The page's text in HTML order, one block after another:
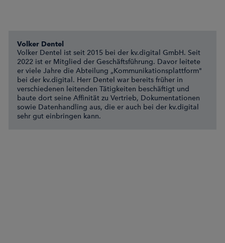
Volker Dentel
Volker Dentel ist seit 2015 bei der kv.digital GmbH. Seit
2022 ist er Mitglied der Geschäftsführung. Davor leitete
er viele Jahre die Abteilung „Kommunikationsplattform"
bei der kv.digital. Herr Dentel war bereits früher in
verschiedenen leitenden Tätigkeiten beschäftigt und
baute dort seine Affinität zu Vertrieb, Dokumentationen
sowie Datenhandling aus, die er auch bei der kv.digital
sehr gut einbringen kann.